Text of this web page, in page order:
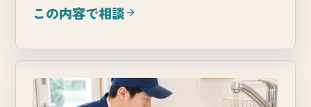
この内容で相談